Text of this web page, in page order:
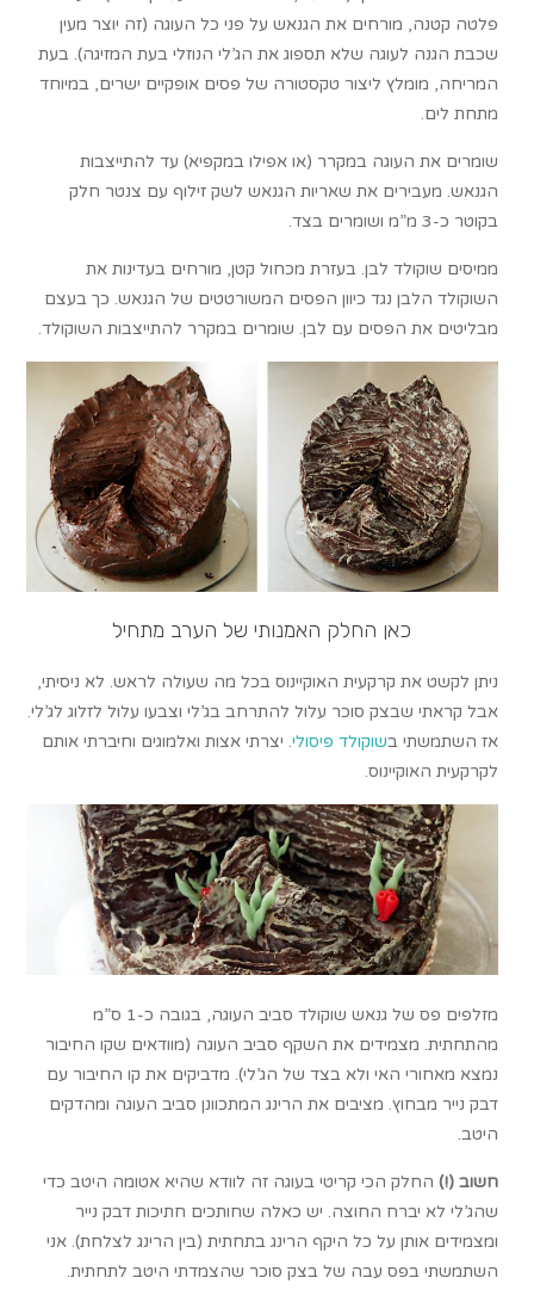
פלטה קטנה, מורחים את הגנאש על פני כל העוגה (זה יוצר מעין
שכבת הגנה לעוגה שלא תספוג את הג’לי הנוזלי בעת המזיגה). בעת
המריחה, מומלץ ליצור טקסטורה של פסים אופקיים ישרים, במיוחד
מתחת לים.
שומרים את העוגה במקרר (או אפילו במקפיא) עד להתייצבות
הגנאש. מעבירים את שאריות הגנאש לשק זילוף עם צנטר חלק
בקוטר כ-3 מ”מ ושומרים בצד.
ממיסים שוקולד לבן. בעזרת מכחול קטן, מורחים בעדינות את
השוקולד הלבן נגד כיוון הפסים המשורטטים של הגנאש. כך בעצם
מבליטים את הפסים עם לבן. שומרים במקרר להתייצבות השוקולד.
כאן החלק האמנותי של הערב מתחיל
ניתן לקשט את קרקעית האוקיינוס בכל מה שעולה לראש. לא ניסיתי,
אבל קראתי שבצק סוכר עלול להתרחב בג’לי וצבעו עלול לזלוג לג’לי.
אז השתמשתי בשוקולד פיסולי. יצרתי אצות ואלמוגים וחיברתי אותם
לקרקעית האוקיינוס.
מזלפים פס של גנאש שוקולד סביב העוגה, בגובה כ-1 ס”מ
מהתחתית. מצמידים את השקף סביב העוגה (מוודאים שקו החיבור
נמצא מאחורי האי ולא בצד של הג’לי). מדביקים את קו החיבור עם
דבק נייר מבחוץ. מציבים את הרינג המתכוונן סביב העוגה ומהדקים
היטב.
חשוב (!) החלק הכי קריטי בעוגה זה לוודא שהיא אטומה היטב כדי
שהג’לי לא יברח החוצה. יש כאלה שחותכים חתיכות דבק נייר
ומצמידים אותן על כל היקף הרינג בתחתית (בין הרינג לצלחת). אני
השתמשתי בפס עבה של בצק סוכר שהצמדתי היטב לתחתית.